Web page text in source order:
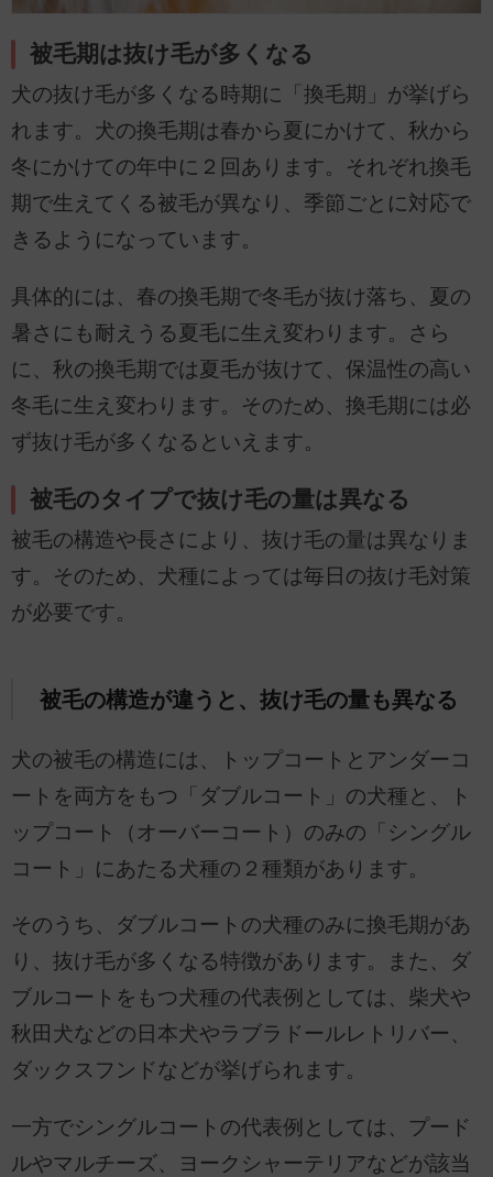
被毛期は抜け毛が多くなる
犬の抜け毛が多くなる時期に「換毛期」が挙げら
れます。犬の換毛期は春から夏にかけて、秋から
冬にかけての年中に２回あります。それぞれ換毛
期で生えてくる被毛が異なり、季節ごとに対応で
きるようになっています。
具体的には、春の換毛期で冬毛が抜け落ち、夏の
暑さにも耐えうる夏毛に生え変わります。さら
に、秋の換毛期では夏毛が抜けて、保温性の高い
冬毛に生え変わります。そのため、換毛期には必
ず抜け毛が多くなるといえます。
被毛のタイプで抜け毛の量は異なる
被毛の構造や長さにより、抜け毛の量は異なりま
す。そのため、犬種によっては毎日の抜け毛対策
が必要です。
被毛の構造が違うと、抜け毛の量も異なる
犬の被毛の構造には、トップコートとアンダーコ
ートを両方をもつ「ダブルコート」の犬種と、ト
ップコート（オーバーコート）のみの「シングル
コート」にあたる犬種の２種類があります。
そのうち、ダブルコートの犬種のみに換毛期があ
り、抜け毛が多くなる特徴があります。また、ダ
ブルコートをもつ犬種の代表例としては、柴犬や
秋田犬などの日本犬やラブラドールレトリバー、
ダックスフンドなどが挙げられます。
一方でシングルコートの代表例としては、プード
ルやマルチーズ、ヨークシャーテリアなどが該当